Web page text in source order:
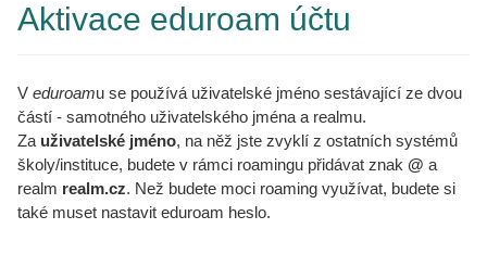
Aktivace eduroam účtu
V eduroamu se používá uživatelské jméno sestávající ze dvou
částí - samotného uživatelského jména a realmu.
Za uživatelské jméno, na něž jste zvyklí z ostatních systémů
školy/instituce, budete v rámci roamingu přidávat znak @ a
realm realm.cz. Než budete moci roaming využívat, budete si
také muset nastavit eduroam heslo.